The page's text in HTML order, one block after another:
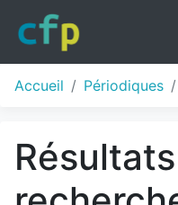
Accueil Périodiques